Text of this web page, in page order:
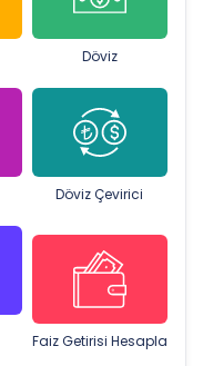
Döviz
Döviz Çevirici
Faiz Getirisi Hesapla